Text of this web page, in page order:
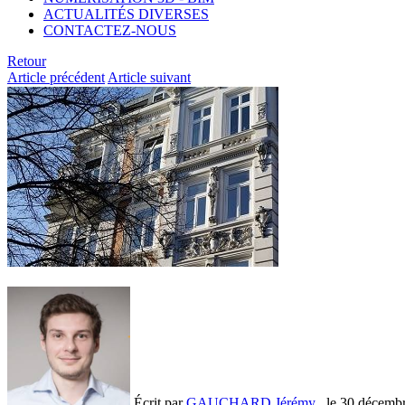
ACTUALITÉS DIVERSES
CONTACTEZ-NOUS
Retour
Article précédent Article suivant